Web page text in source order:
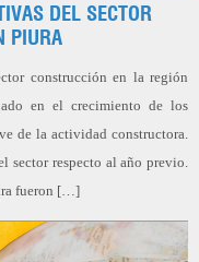
DEL SECTOR
PIURA
construcción en la región
en el crecimiento de los
de la actividad constructora.
sector respecto al año previo.
fueron […]